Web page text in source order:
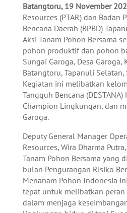
Batangtoru, 19 November
Resources (PTAR) dan Badan
Bencana Daerah (BPBD)
Aksi Tanam Pohon Bersama
pohon produktif dan pohon
Sungai Garoga, Desa Garoga,
Batangtoru, Tapanuli Selatan,
Kegiatan ini melibatkan
Tangguh Bencana
Champion Lingkungan, dan
Garoga.
Deputy General Manager
Resources, Wira Dharma
Tanam Pohon Bersama yang
bulan Pengurangan Risiko
Menanam Pohon Indonesia
tepat untuk melibatkan peran
dalam menjaga